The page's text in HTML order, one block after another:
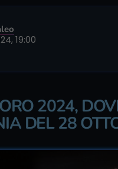
19:00
2024,
DEL 28